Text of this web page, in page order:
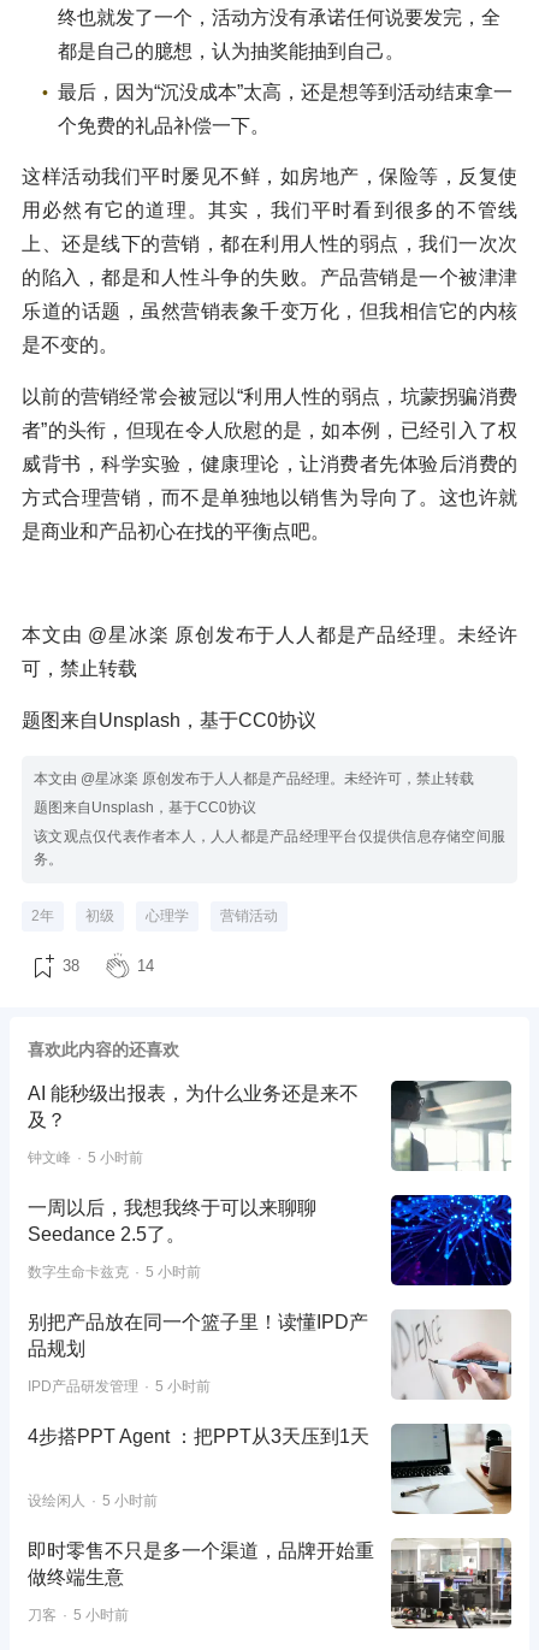
终也就发了一个，活动方没有承诺任何说要发完，全
都是自己的臆想，认为抽奖能抽到自己。
最后，因为“沉没成本”太高，还是想等到活动结束拿一
个免费的礼品补偿一下。
这样活动我们平时屡见不鲜，如房地产，保险等，反复使
用必然有它的道理。其实，我们平时看到很多的不管线
上、还是线下的营销，都在利用人性的弱点，我们一次次
的陷入，都是和人性斗争的失败。产品营销是一个被津津
乐道的话题，虽然营销表象千变万化，但我相信它的内核
是不变的。
以前的营销经常会被冠以“利用人性的弱点，坑蒙拐骗消费
者”的头衔，但现在令人欣慰的是，如本例，已经引入了权
威背书，科学实验，健康理论，让消费者先体验后消费的
方式合理营销，而不是单独地以销售为导向了。这也许就
是商业和产品初心在找的平衡点吧。
本文由 @星冰楽 原创发布于人人都是产品经理。未经许
可，禁止转载
题图来自Unsplash，基于CC0协议
本文由 @星冰楽 原创发布于人人都是产品经理。未经许可，禁止转载
题图来自Unsplash，基于CC0协议
该文观点仅代表作者本人，人人都是产品经理平台仅提供信息存储空间服
务。
2年 初级 心理学 营销活动
38 14
喜欢此内容的还喜欢
AI 能秒级出报表，为什么业务还是来不
及？
钟文峰 5 小时前
一周以后，我想我终于可以来聊聊
Seedance 2.5了。
数字生命卡兹克 5 小时前
别把产品放在同一个篮子里！读懂IPD产
品规划
IPD产品研发管理 5 小时前
4步搭PPT Agent ：把PPT从3天压到1天
设绘闲人 5 小时前
即时零售不只是多一个渠道，品牌开始重
做终端生意
刀客 5 小时前